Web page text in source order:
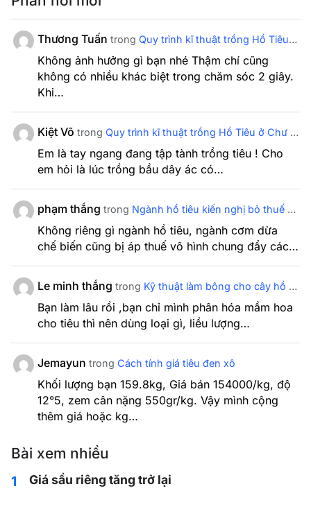
Thương Tuấn trong Quy trình kĩ thuật trồng Hồ Tiêu ở Chư Sê – Phần 2
Không ảnh hưởng gì bạn nhé Thậm chí cũng
không có nhiều khác biệt trong chăm sóc 2 giây.
Khi…
Kiệt Võ trong Quy trình kĩ thuật trồng Hồ Tiêu ở Chư Sê – Phần 2
Em là tay ngang đang tập tành trồng tiêu ! Cho
em hỏi là lúc trồng bầu dây ác có…
phạm thắng trong Ngành hồ tiêu kiến nghị bỏ thuế VAT
Không riêng gì ngành hồ tiêu, ngành cơm dừa
chế biến cũng bị áp thuế vô hình chung đẩy các…
Le minh thắng trong Kỹ thuật làm bông cho cây hồ tiêu (P1)
Bạn làm lâu rồi ,bạn chỉ mình phân hóa mầm hoa
cho tiêu thì nên dùng loại gì, liều lượng…
Jemayun trong Cách tính giá tiêu đen xô
Khối lượng bạn 159.8kg, Giá bán 154000/kg, độ
12°5, zem cân nặng 550gr/kg. Vậy mình cộng
thêm giá hoặc kg…
Bài xem nhiều
1 Giá sầu riêng tăng trở lại